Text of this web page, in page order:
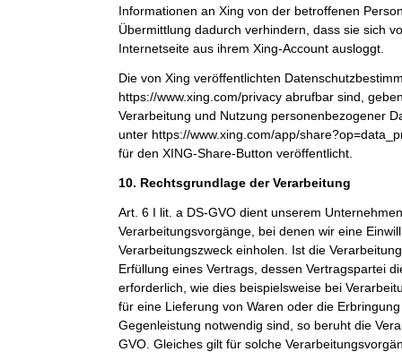
Informationen an Xing von der betroffenen
Übermittlung dadurch verhindern, dass sie sich
Internetseite aus ihrem Xing-Account ausloggt.
Die von Xing veröffentlichten
https://www.xing.com/privacy abrufbar sind,
Verarbeitung und Nutzung personenbezogener
unter https://www.xing.com/app/
für den XING-Share-Button veröffentlicht.
10. Rechtsgrundlage der Verarbeitung
Art. 6 I lit. a DS-GVO dient unserem
Verarbeitungsvorgänge, bei denen wir eine
Verarbeitungszweck einholen. Ist die
Erfüllung eines Vertrags, dessen Vertragspartei
erforderlich, wie dies beispielsweise bei
für eine Lieferung von Waren oder die
Gegenleistung notwendig sind, so beruht die
GVO. Gleiches gilt für solche